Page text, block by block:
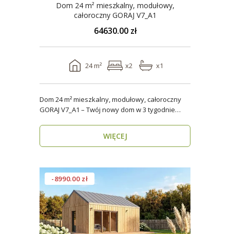
Dom 24 m² mieszkalny, modułowy,
całoroczny GORAJ V7_A1
64630.00 zł
24 m² x2 x1
Dom 24 m² mieszkalny, modułowy, całoroczny
GORAJ V7_A1 – Twój nowy dom w 3 tygodnie
WIĘCEJ
-8990.00 zł